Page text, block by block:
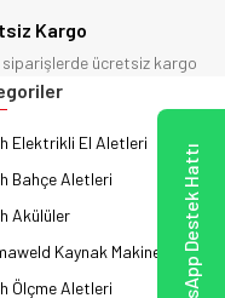
Kargo
ücretsiz kargo
Elektrikli El Aletleri
Bahçe Aletleri
Akülüler
Kaynak Makineleri
Ölçme Aletleri
WhatsApp Destek Hattı